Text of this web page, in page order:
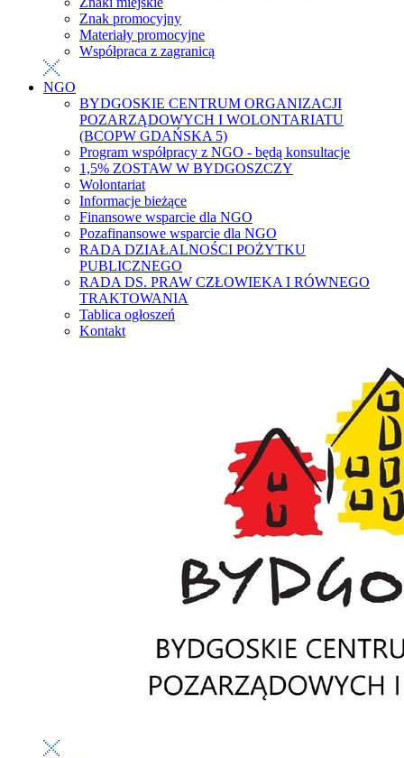
Znak promocyjny
Materiały promocyjne
Współpraca z zagranicą
NGO
BYDGOSKIE CENTRUM ORGANIZACJI
POZARZĄDOWYCH I WOLONTARIATU
(BCOPW GDAŃSKA 5)
Program współpracy z NGO - będą konsultacje
1,5% ZOSTAW W BYDGOSZCZY
Wolontariat
Informacje bieżące
Finansowe wsparcie dla NGO
Pozafinansowe wsparcie dla NGO
RADA DZIAŁALNOŚCI POŻYTKU
PUBLICZNEGO
RADA DS. PRAW CZŁOWIEKA I RÓWNEGO
TRAKTOWANIA
Tablica ogłoszeń
Kontakt